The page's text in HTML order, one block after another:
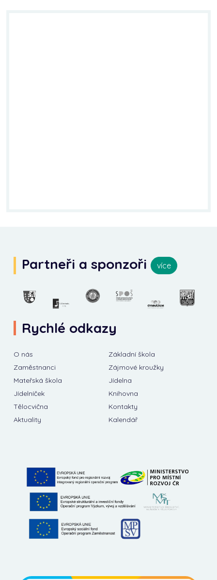
Partneři a sponzoři více
Rychlé odkazy
O nás
Základní škola
Zaměstnanci
Zájmové kroužky
Mateřská škola
Jídelna
Jídelníček
Knihovna
Tělocvična
Kontakty
Aktuality
Kalendář